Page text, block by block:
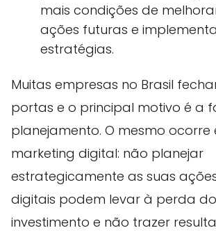
mais condições de
ações futuras e
estratégias.
Muitas empresas no Brasil
portas e o principal motivo é a
planejamento. O mesmo ocorre
marketing digital: não planejar
estrategicamente as suas
digitais podem levar à perda
investimento e não trazer